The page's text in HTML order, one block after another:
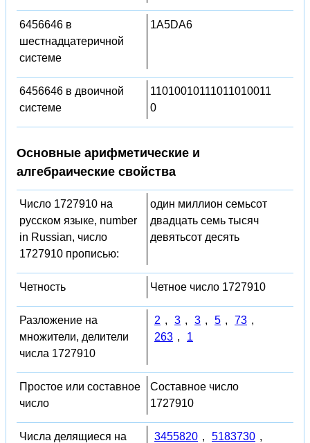
6456646 в
шестнадцатеричной
системе
1A5DA6
6456646 в двоичной
системе
11010010111011010011
0
Основные арифметические и
алгебраические свойства
Число 1727910 на
русском языке, number
in Russian, число
1727910 прописью:
один миллион семьсот
двадцать семь тысяч
девятьсот десять
Четность Четное число 1727910
Разложение на
множители, делители
числа 1727910
2 , 3 , 3 , 5 , 73 ,
263 , 1
Простое или составное
число
Составное число
1727910
Числа делящиеся на
3455820 , 5183730 ,